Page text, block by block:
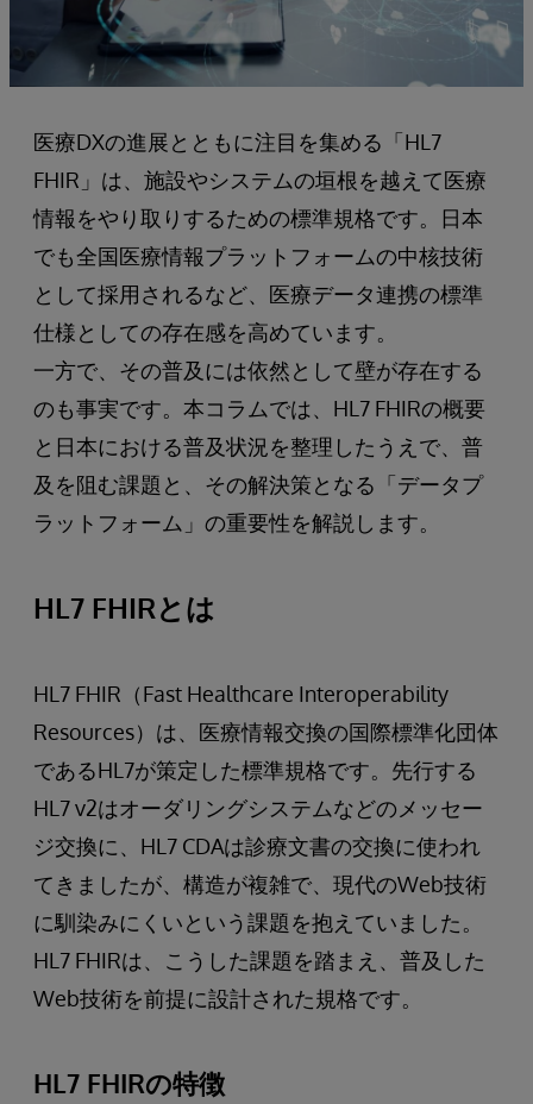
医療DXの進展とともに注目を集める「HL7
FHIR」は、施設やシステムの垣根を越えて医療
情報をやり取りするための標準規格です。日本
でも全国医療情報プラットフォームの中核技術
として採用されるなど、医療データ連携の標準
仕様としての存在感を高めています。
一方で、その普及には依然として壁が存在する
のも事実です。本コラムでは、HL7 FHIRの概要
と日本における普及状況を整理したうえで、普
及を阻む課題と、その解決策となる「データプ
ラットフォーム」の重要性を解説します。
HL7 FHIRとは
HL7 FHIR（Fast Healthcare Interoperability
Resources）は、医療情報交換の国際標準化団体
であるHL7が策定した標準規格です。先行する
HL7 v2はオーダリングシステムなどのメッセー
ジ交換に、HL7 CDAは診療文書の交換に使われ
てきましたが、構造が複雑で、現代のWeb技術
に馴染みにくいという課題を抱えていました。
HL7 FHIRは、こうした課題を踏まえ、普及した
Web技術を前提に設計された規格です。
HL7 FHIRの特徴